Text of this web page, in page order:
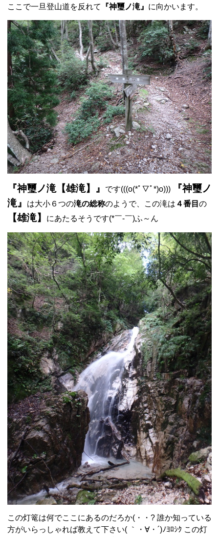
ここで一旦登山道を反れて 『神璽ノ滝』 に向かいます。
『神璽ノ滝【雄滝】』 です(((o(*ﾟ▽ﾟ*)o)))
『神璽ノ
滝』
は大小６つの滝の総称のようで、この滝は ４番目 の
【雄滝】 にあたるそうです(*￣-￣)ふ～ん
この灯篭は何でここにあるのだろか(・・? 誰か知っている
方がいらっしゃれば教えて下さい( ｀・∀・´)ﾉﾖﾛｼｸ この灯